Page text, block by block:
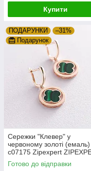
Купити
ПОДАРУНКИ
–31%
Подарунок
Сережки "Клевер" у
червоному золоті (емаль)
с07175 Zipexpert
Готово до відправки